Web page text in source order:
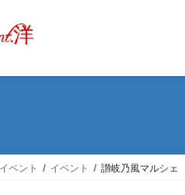
イベント イベント 讃岐乃風マルシェ